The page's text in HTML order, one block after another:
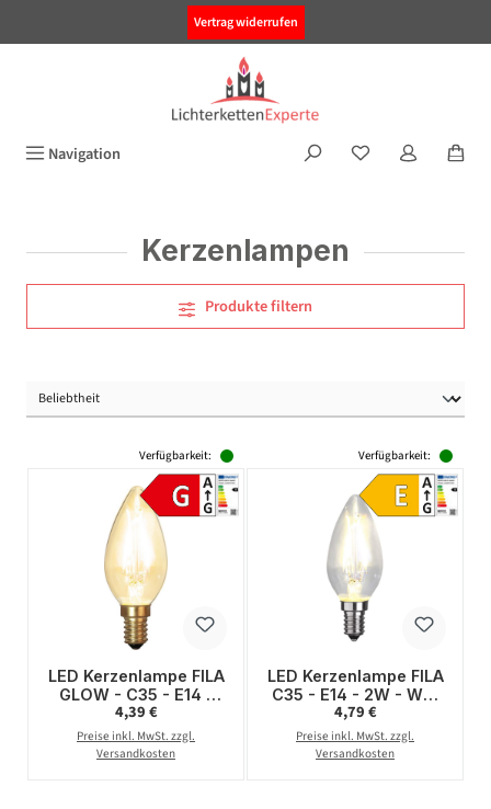
Vertrag widerrufen
Navigation
Kerzenlampen
Produkte filtern
Verfügbarkeit:
LED Kerzenlampe FILA
GLOW - C35 - E14 -
1,5W - warmweiss
2100K - 120lm - klar
Regulärer Preis:
4,39 €
Preise inkl. MwSt. zzgl.
Versandkosten
Verfügbarkeit:
LED Kerzenlampe FILA
C35 - E14 - 2W - WW
2700K - 250lm - klar
Regulärer Preis:
4,79 €
Preise inkl. MwSt. zzgl.
Versandkosten